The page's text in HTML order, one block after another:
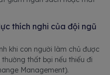
thích nghi của đội ngũ
khi con người làm chủ được
thất bại nếu thiếu đi
Management).